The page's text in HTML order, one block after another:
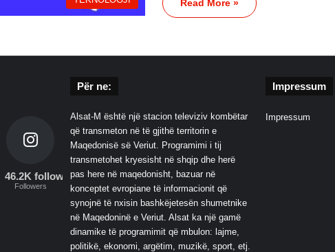
Read More »
46.2K followers
Followers
Për ne:
Alsat-M është një stacion televiziv kombëtar
që transmeton në të gjithë territorin e
Maqedonisë së Veriut. Programimi i tij
transmetohet kryesisht në shqip dhe herë
pas here në maqedonisht, bazuar në
konceptet evropiane të informacionit që
synojnë të nxisin bashkëjetesën shumetnike
në Maqedoninë e Veriut. Alsat ka një gamë
dinamike të programimit që mbulon: lajme,
politikë, ekonomi, argëtim, muzikë, sport, etj.
Impressum
Impressum